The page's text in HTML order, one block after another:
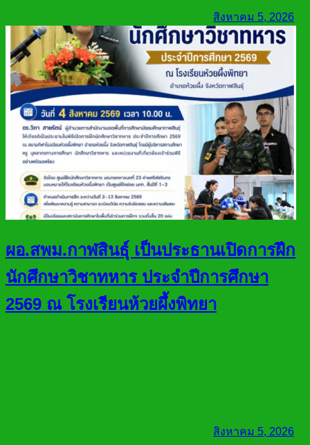
สิงหาคม 5, 2026
ผอ.สพม.กาฬสินธุ์ เป็นประธานเปิดการฝึก
นักศึกษาวิชาทหาร ประจำปีการศึกษา
2569 ณ โรงเรียนห้วยผึ้งพิทยา
สิงหาคม 5, 2026